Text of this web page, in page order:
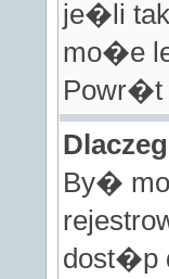
je�li
mo�e
By�
dost�p